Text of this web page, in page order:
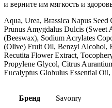
и верните им мягкость и
Aqua, Urea, Brassica Napus
Prunus Amygdalus Dulcis (Sweet
(Beeswax), Sodium Acrylates
(Olive) Fruit Oil, Benzyl Alcohol,
Recutita Flower Extract,
Propylene Glycol, Citrus
Eucalyptus Globulus Essential
Бренд Savonry